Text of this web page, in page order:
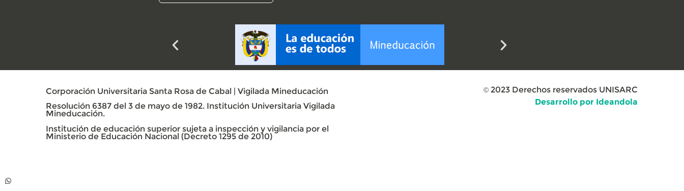
Corporación Universitaria Santa Rosa de Cabal | Vigilada Mineducación
Resolución 6387 del 3 de mayo de 1982. Institución Universitaria Vigilada
Mineducación.
Institución de educación superior sujeta a inspección y vigilancia por el
Ministerio de Educación Nacional (Decreto 1295 de 2010)
© 2023 Derechos reservados UNISARC
Desarrollo por Ideandola